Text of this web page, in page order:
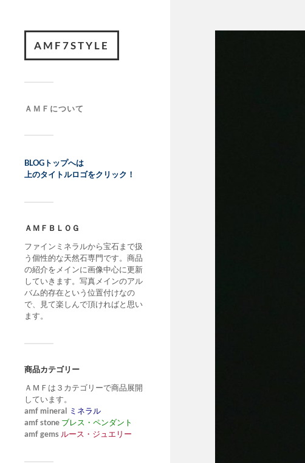
AMF7STYLE
ＡＭＦについて
BLOGトップへは
上のタイトルロゴをクリック！
ＡＭＦＢＬＯＧ
ファインミネラルから宝石まで扱
う個性的な天然石専門です。商品
の紹介をメインに画像中心に更新
していきます。写真メインのアル
バム的存在という位置付けなの
で、見て楽しんで頂ければと思い
ます。
商品カテゴリー
ＡＭＦは３カテゴリーで商品展開
しています。
amf mineral ミネラル
amf stone ブレス・ペンダント
amf gems ルース・ジュエリー